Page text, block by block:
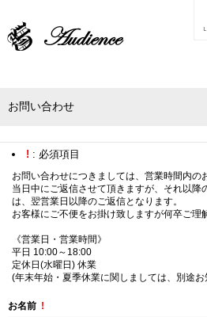
お問い合わせ
! : 必須項目
お問い合わせにつきましては、営業時間内の
当日中にご返信させて頂きますが、それ以降
は、翌営業日以降のご返信となります。
お客様にご不便をお掛け致しますが何卒ご理
《営業日・営業時間》
平日 10:00～18:00
定休日(水曜日) 休業
(年末年始・夏季休業に関しましては、別途
お名前 !